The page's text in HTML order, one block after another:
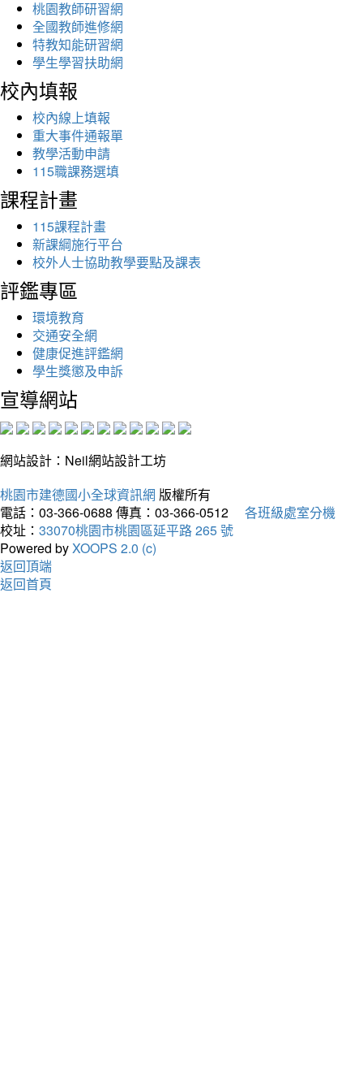
桃園教師研習網
全國教師進修網
特教知能研習網
學生學習扶助網
校內填報
校內線上填報
重大事件通報單
教學活動申請
115職課務選填
課程計畫
115課程計畫
新課綱施行平台
校外人士協助教學要點及課表
評鑑專區
環境教育
交通安全網
健康促進評鑑網
學生獎懲及申訴
宣導網站
網站設計：Neil網站設計工坊
桃園市建德國小全球資訊網 版權所有
電話：03-366-0688 傳真：03-366-0512
各班級處室分機
校址： 33070桃園市桃園區延平路 265 號
Powered byXOOPS 2.0 (c)
返回頂端
返回首頁